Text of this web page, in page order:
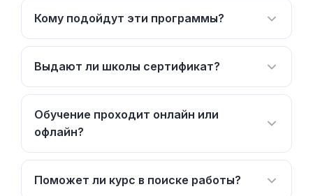
Кому подойдут эти программы?
Выдают ли школы сертификат?
Обучение проходит онлайн или
офлайн?
Поможет ли курс в поиске работы?